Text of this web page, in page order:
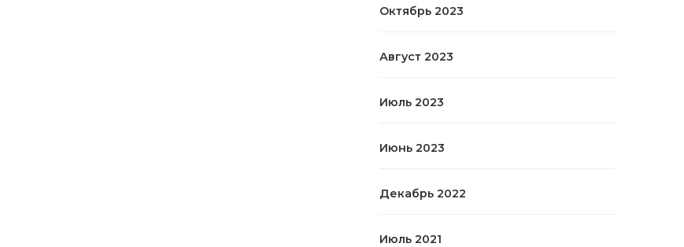
Октябрь 2023
Август 2023
Июль 2023
Июнь 2023
Декабрь 2022
Июль 2021